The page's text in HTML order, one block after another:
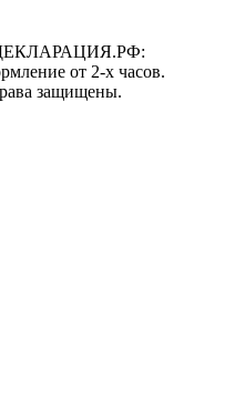
от 2-х часов.
защищены.